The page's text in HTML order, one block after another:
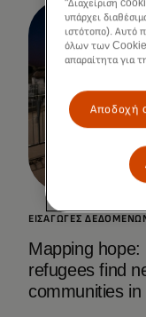
ΕΙΣΑΓΩΓΈΣ
Mapping hope:
refugees find
communities in
"Διαχείριση
υπάρχει
ιστότοπο). Αυτό
όλων των
απαραίτητα για
Αποδοχή